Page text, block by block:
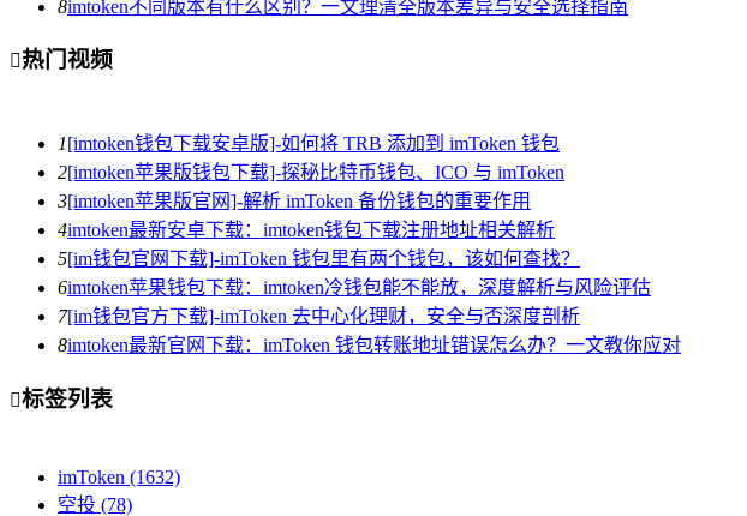
8imtoken不同版本有什么区别？一文理清全版本差异与安全选择指南
热门视频
1[imtoken钱包下载安卓版]-如何将 TRB 添加到 imToken 钱包
2[imtoken苹果版钱包下载]-探秘比特币钱包、ICO 与 imToken
3[imtoken苹果版官网]-解析 imToken 备份钱包的重要作用
4imtoken最新安卓下载：imtoken钱包下载注册地址相关解析
5[im钱包官网下载]-imToken 钱包里有两个钱包，该如何查找？
6imtoken苹果钱包下载：imtoken冷钱包能不能放，深度解析与风险评估
7[im钱包官方下载]-imToken 去中心化理财，安全与否深度剖析
8imtoken最新官网下载：imToken 钱包转账地址错误怎么办？一文教你应对
标签列表
imToken (1632)
空投 (78)